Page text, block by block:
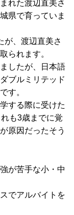
れた渡辺直美さ
県で育っていま
が、渡辺直美さ
られます。
したが、日本語
ブルミリテッド
す。
する際に受けた
も3歳までに覚
原因だったそう
が苦手な小・中
でアルバイトを